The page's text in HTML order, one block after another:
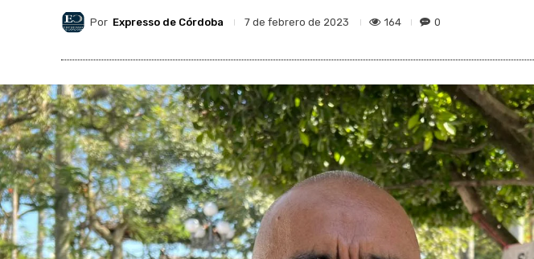
Por Expresso de Córdoba 7 de febrero de 2023 164 0